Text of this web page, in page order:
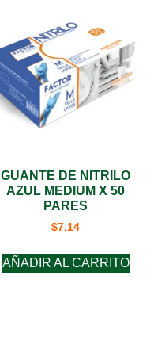
GUANTE DE NITRILO
AZUL MEDIUM X 50
PARES
$7,14
AÑADIR AL CARRITO